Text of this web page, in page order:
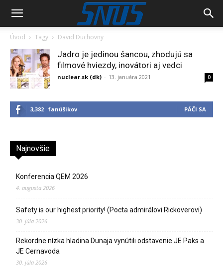
Úvod Tagy David Duchovny
Jadro je jedinou šancou, zhodujú sa
filmové hviezdy, inovátori aj vedci
nuclear.sk (dk) - 13. januára 2021 0
3,382 fanúšikov PÁČI SA
Najnovšie
Konferencia QEM 2026
4. augusta 2026
Safety is our highest priority! (Pocta admirálovi Rickoverovi)
30. júla 2026
Rekordne nízka hladina Dunaja vynútili odstavenie JE Paks a
JE Cernavoda
30. júla 2026